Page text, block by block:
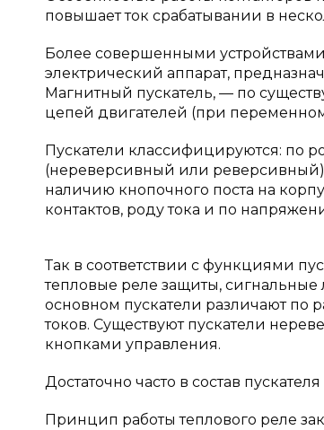
повышает ток срабатывании в
Более совершенными
электрический аппарат,
Магнитный пускатель, — по
цепей двигателей (при
Пускатели классифицируются: по
(нереверсивный или
наличию кнопочного поста на
контактов, роду тока и по
Так в соответствии с функциями
тепловые реле защиты,
основном пускатели различают
токов. Существуют пускатели
кнопками управления.
Достаточно часто в состав
Принцип работы теплового реле